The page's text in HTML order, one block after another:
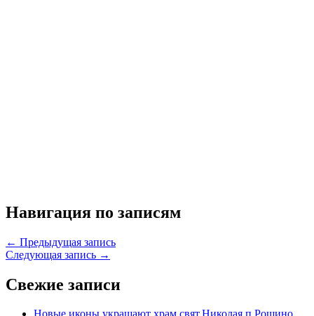
Навигация по записям
← Предыдущая запись
Следующая запись →
Свежие записи